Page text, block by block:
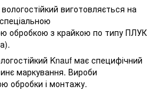
виготовляється на
спеціальною
обробкою з крайкою по типу ПЛУК
Knauf має специфічний
маркування. Вироби
обробки і монтажу.